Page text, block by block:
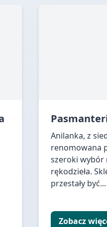
Anilanka, z
renomowana
szeroki wybór
rękodzieła.
przestały być...
Zobacz